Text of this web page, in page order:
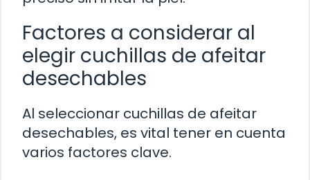
Factores a considerar al
elegir cuchillas de afeitar
desechables
Al seleccionar cuchillas de afeitar
desechables, es vital tener en cuenta
varios factores clave.